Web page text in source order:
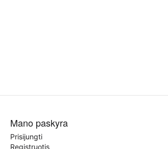
Mano paskyra
Prisijungti
Registruotis